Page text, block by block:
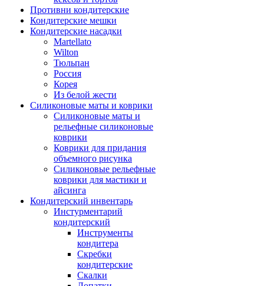
Противни кондитерские
Кондитерские мешки
Кондитерские насадки
Martellato
Wilton
Тюльпан
Россия
Корея
Из белой жести
Силиконовые маты и коврики
Силиконовые маты и
рельефные силиконовые
коврики
Коврики для придания
объемного рисунка
Силиконовые рельефные
коврики для мастики и
айсинга
Кондитерский инвентарь
Инстурментарий
кондитерский
Инструменты
кондитера
Скребки
кондитерские
Скалки